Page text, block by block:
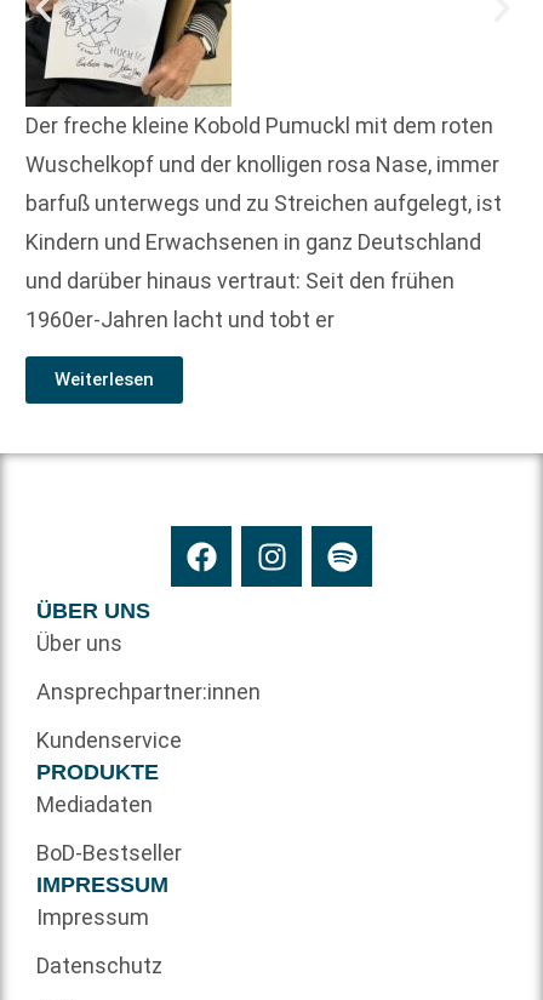
Der freche kleine Kobold Pumuckl mit dem roten
Wuschelkopf und der knolligen rosa Nase, immer
barfuß unterwegs und zu Streichen aufgelegt, ist
Kindern und Erwachsenen in ganz Deutschland
und darüber hinaus vertraut: Seit den frühen
1960er-Jahren lacht und tobt er
Weiterlesen
ÜBER UNS
Über uns
Ansprechpartner:innen
Kundenservice
PRODUKTE
Mediadaten
BoD-Bestseller
IMPRESSUM
Impressum
Datenschutz